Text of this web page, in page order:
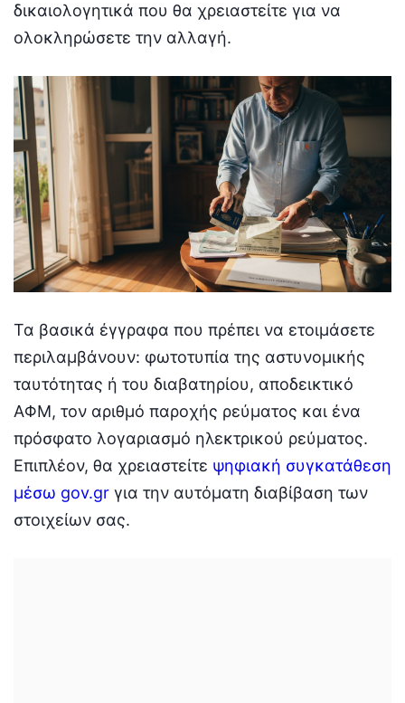
δικαιολογητικά που θα χρειαστείτε για να
ολοκληρώσετε την αλλαγή.
Τα βασικά έγγραφα που πρέπει να ετοιμάσετε
περιλαμβάνουν: φωτοτυπία της αστυνομικής
ταυτότητας ή του διαβατηρίου, αποδεικτικό
ΑΦΜ, τον αριθμό παροχής ρεύματος και ένα
πρόσφατο λογαριασμό ηλεκτρικού ρεύματος.
Επιπλέον, θα χρειαστείτε ψηφιακή συγκατάθεση
μέσω gov.gr για την αυτόματη διαβίβαση των
στοιχείων σας.